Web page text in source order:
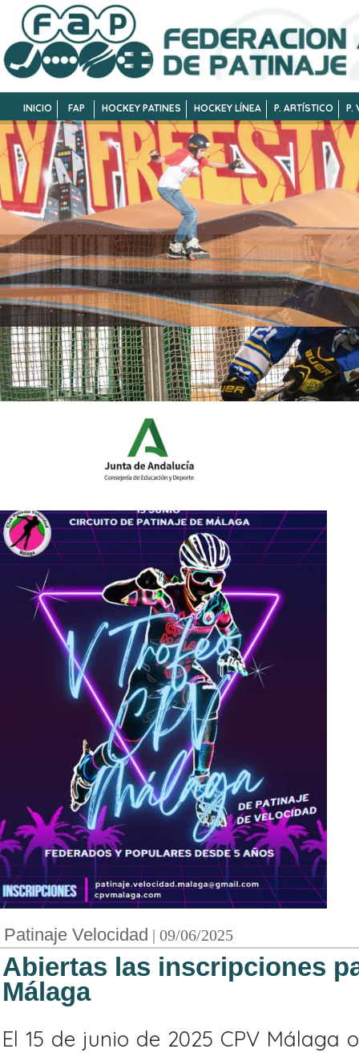
INICIO FAP HOCKEY PATINES HOCKEY LÍNEA P. ARTÍSTICO P.
Patinaje Velocidad | 09/06/2025
Abiertas las inscripciones
Málaga
El 15 de junio de 2025 CPV Málaga